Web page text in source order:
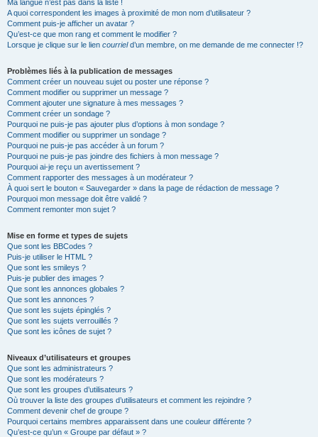
Ma langue n’est pas dans la liste !
A quoi correspondent les images à proximité de mon nom d’utilisateur ?
Comment puis-je afficher un avatar ?
Qu’est-ce que mon rang et comment le modifier ?
Lorsque je clique sur le lien courrield’un membre, on me demande de me connecter !?
Problèmes liés à la publication de messages
Comment créer un nouveau sujet ou poster une réponse ?
Comment modifier ou supprimer un message ?
Comment ajouter une signature à mes messages ?
Comment créer un sondage ?
Pourquoi ne puis-je pas ajouter plus d’options à mon sondage ?
Comment modifier ou supprimer un sondage ?
Pourquoi ne puis-je pas accéder à un forum ?
Pourquoi ne puis-je pas joindre des fichiers à mon message ?
Pourquoi ai-je reçu un avertissement ?
Comment rapporter des messages à un modérateur ?
À quoi sert le bouton « Sauvegarder » dans la page de rédaction de message ?
Pourquoi mon message doit être validé ?
Comment remonter mon sujet ?
Mise en forme et types de sujets
Que sont les BBCodes ?
Puis-je utiliser le HTML ?
Que sont les smileys ?
Puis-je publier des images ?
Que sont les annonces globales ?
Que sont les annonces ?
Que sont les sujets épinglés ?
Que sont les sujets verrouillés ?
Que sont les icônes de sujet ?
Niveaux d’utilisateurs et groupes
Que sont les administrateurs ?
Que sont les modérateurs ?
Que sont les groupes d’utilisateurs ?
Où trouver la liste des groupes d’utilisateurs et comment les rejoindre ?
Comment devenir chef de groupe ?
Pourquoi certains membres apparaissent dans une couleur différente ?
Qu’est-ce qu’un « Groupe par défaut » ?